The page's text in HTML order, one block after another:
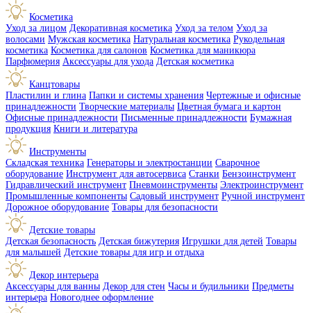
Косметика
Уход за лицом Декоративная косметика Уход за телом Уход за
волосами Мужская косметика Натуральная косметика Рукодельная
косметика Косметика для салонов Косметика для маникюра
Парфюмерия Аксессуары для ухода Детская косметика
Канцтовары
Пластилин и глина Папки и системы хранения Чертежные и офисные
принадлежности Творческие материалы Цветная бумага и картон
Офисные принадлежности Письменные принадлежности Бумажная
продукция Книги и литература
Инструменты
Складская техника Генераторы и электростанции Сварочное
оборудование Инструмент для автосервиса Станки Бензоинструмент
Гидравлический инструмент Пневмоинструменты Электроинструмент
Промышленные компоненты Садовый инструмент Ручной инструмент
Дорожное оборудование Товары для безопасности
Детские товары
Детская безопасность Детская бижутерия Игрушки для детей Товары
для малышей Детские товары для игр и отдыха
Декор интерьера
Аксессуары для ванны Декор для стен Часы и будильники Предметы
интерьера Новогоднее оформление